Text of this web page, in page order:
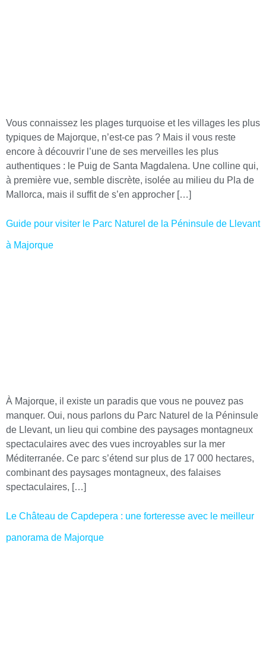
Vous connaissez les plages turquoise et les villages les plus
typiques de Majorque, n’est-ce pas ? Mais il vous reste
encore à découvrir l’une de ses merveilles les plus
authentiques : le Puig de Santa Magdalena. Une colline qui,
à première vue, semble discrète, isolée au milieu du Pla de
Mallorca, mais il suffit de s’en approcher […]
Guide pour visiter le Parc Naturel de la Péninsule de Llevant
à Majorque
À Majorque, il existe un paradis que vous ne pouvez pas
manquer. Oui, nous parlons du Parc Naturel de la Péninsule
de Llevant, un lieu qui combine des paysages montagneux
spectaculaires avec des vues incroyables sur la mer
Méditerranée. Ce parc s’étend sur plus de 17 000 hectares,
combinant des paysages montagneux, des falaises
spectaculaires, […]
Le Château de Capdepera : une forteresse avec le meilleur
panorama de Majorque